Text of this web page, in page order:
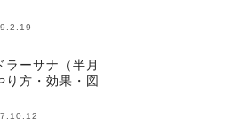
ラーサナ（半月
り方・効果・図